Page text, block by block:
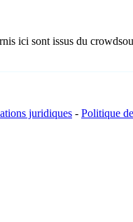
ici sont issus du
juridiques - Politique